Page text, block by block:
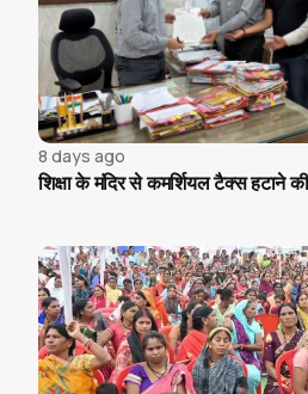
8 days ago
शिक्षा के मंदिर से कमर्शियल टैक्स हटाने